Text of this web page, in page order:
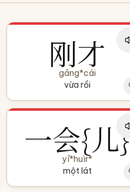
刚才
gāng*cái
vừa rồi
一会{儿}
yī*huìr*
một lát